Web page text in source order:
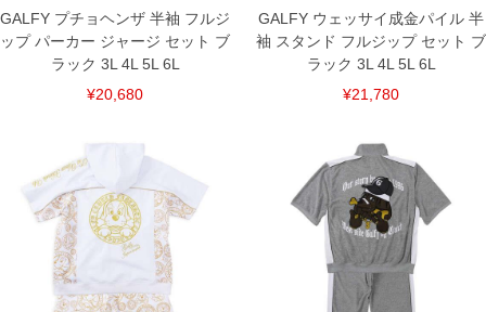
5L/115～130/78/46/155/118
6L/125～140/78/48/165/120
単位はcm
返品交換希望の方は、商品到着後1週間以内にご連絡ください。
※【ボトムの裾上げをご希望の場合】
裾上げ料金は500円+税となります。
備考欄に股下●cmとご記入下さい。（裾上げ無料対象商品は1本につき税込6,000円以
上の品が対象。1本5,999円以下の商品は有料（500円+税）となります。）
出荷まで約1週間～20日間程お時間を頂く場合がございます。
尚、裾上げした商品は返品・交換不可となりますので、予めご了承下さい。
一部、お直しに対応出来ない商品がございます。(例：裾にファスナーや調節ひもが付
いている、極端なデザインが施されている等)
GALFY プチョヘンザ 半袖 フルジ
ップ パーカー ジャージ セット ブ
ラック 3L 4L 5L 6L
¥20,680
GALFY ウェッサイ成金パイル 半
袖 スタンド フルジップ セット ブ
ラック 3L 4L 5L 6L
¥21,780